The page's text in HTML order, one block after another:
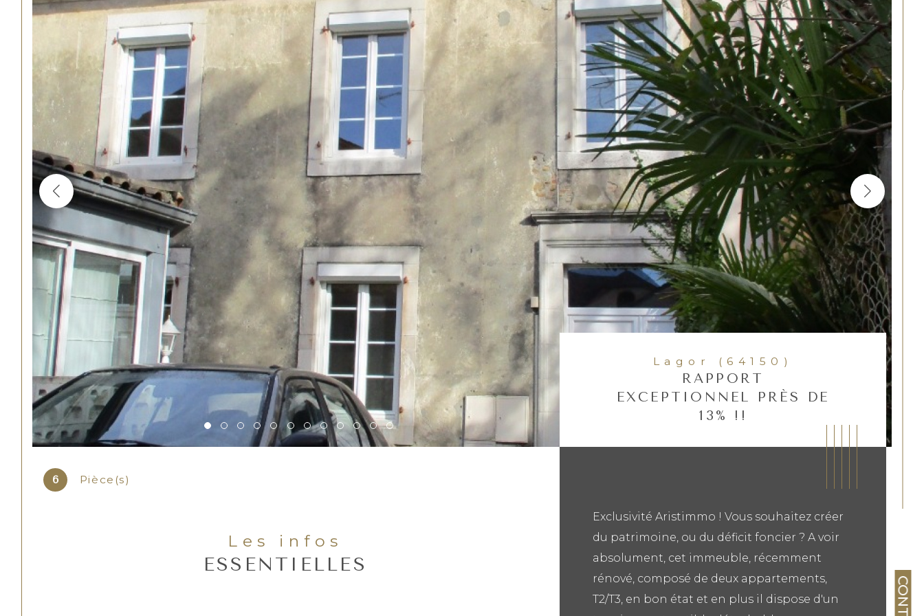
Lagor (64150)
RAPPORT
EXCEPTIONNEL PRÈS DE
13% !!
6 Pièce(s)
Les infos
ESSENTIELLES
Exclusivité Aristimmo ! Vous souhaitez créer
du patrimoine, ou du déficit foncier ? A voir
absolument, cet immeuble, récemment
rénové, composé de deux appartements,
T2/T3, en bon état et en plus il dispose d'un